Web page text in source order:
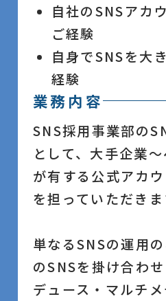
自社のSNSアカ
ご経験
自身でSNSを大
経験
業務内容
SNS採用事業部の
として、大手企業
が有する公式アカ
を担っていただきま
単なるSNSの運用
のSNSを掛け合わ
デュース・マルチメ